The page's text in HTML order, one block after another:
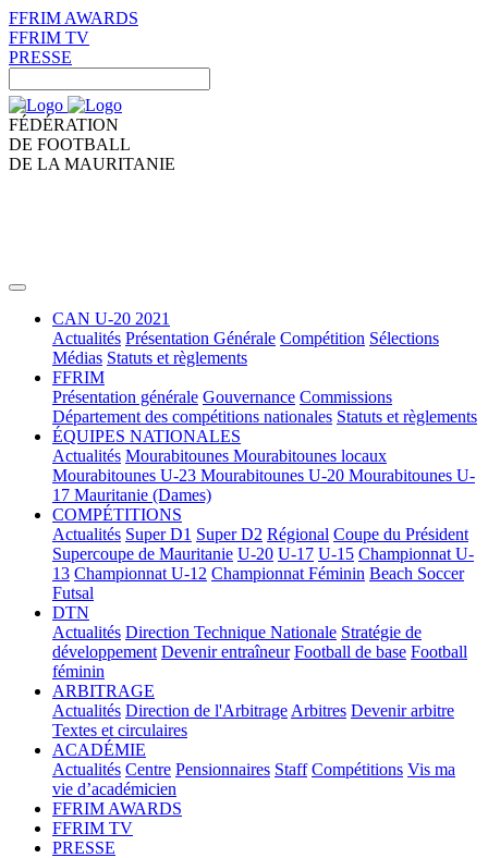
FFRIM AWARDS
FFRIM TV
PRESSE
FÉDÉRATION
DE FOOTBALL
DE LA MAURITANIE
CAN U-20 2021
Actualités Présentation Générale Compétition Sélections
Médias Statuts et règlements
FFRIM
Présentation générale Gouvernance Commissions
Département des compétitions nationales Statuts et règlements
ÉQUIPES NATIONALES
Actualités Mourabitounes Mourabitounes locaux
Mourabitounes U-23 Mourabitounes U-20 Mourabitounes U-
17 Mauritanie (Dames)
COMPÉTITIONS
Actualités Super D1 Super D2 Régional Coupe du Président
Supercoupe de Mauritanie U-20 U-17 U-15 Championnat U-
13 Championnat U-12 Championnat Féminin Beach Soccer
Futsal
DTN
Actualités Direction Technique Nationale Stratégie de
développement Devenir entraîneur Football de base Football
féminin
ARBITRAGE
Actualités Direction de l'Arbitrage Arbitres Devenir arbitre
Textes et circulaires
ACADÉMIE
Actualités Centre Pensionnaires Staff Compétitions Vis ma
vie d’académicien
FFRIM AWARDS
FFRIM TV
PRESSE